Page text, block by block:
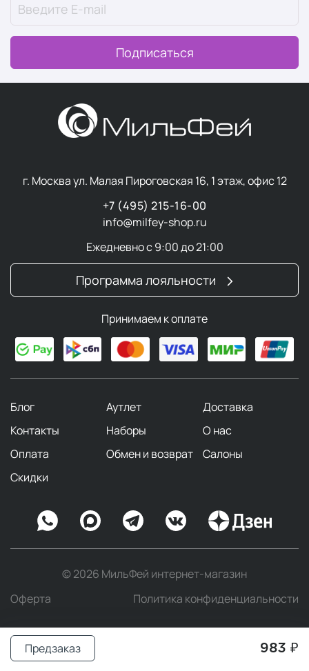
Предзаказ 983 ₽
Подписаться
г. Москва ул. Малая Пироговская 16, 1 этаж, офис 12
+7 (495) 215-16-00
info@milfey-shop.ru
Ежедневно с 9:00 до 21:00
Программа лояльности
Принимаем к оплате
Блог Аутлет
Доставка
Контакты
Наборы
О нас
Оплата
Обмен и возврат
Салоны
Скидки
© 2026 МильФей интернет-магазин
Оферта
Политика конфиденциальности